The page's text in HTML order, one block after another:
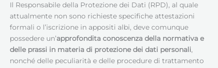
Il Responsabile della Protezione dei Dati (RPD), al quale
attualmente non sono richieste specifiche attestazioni
formali o l’iscrizione in appositi albi, deve comunque
possedere un’approfondita conoscenza della normativa e
delle prassi in materia di protezione dei dati personali,
nonché delle peculiarità e delle procedure di trattamento